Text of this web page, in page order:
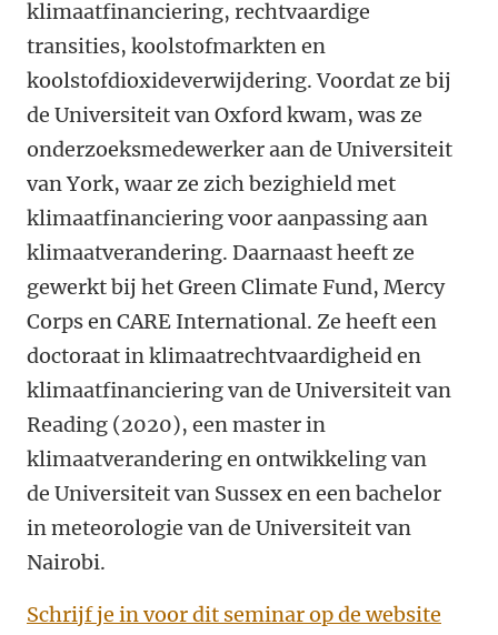
klimaatfinanciering, rechtvaardige
transities, koolstofmarkten en
koolstofdioxideverwijdering. Voordat ze bij
de Universiteit van Oxford kwam, was ze
onderzoeksmedewerker aan de Universiteit
van York, waar ze zich bezighield met
klimaatfinanciering voor aanpassing aan
klimaatverandering. Daarnaast heeft ze
gewerkt bij het Green Climate Fund, Mercy
Corps en CARE International. Ze heeft een
doctoraat in klimaatrechtvaardigheid en
klimaatfinanciering van de Universiteit van
Reading (2020), een master in
klimaatverandering en ontwikkeling van
de Universiteit van Sussex en een bachelor
in meteorologie van de Universiteit van
Nairobi.
Schrijf je in voor dit seminar op de website